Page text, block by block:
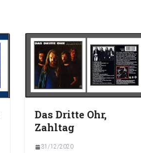
Das Dritte Ohr,
Zahltag
31/12/2020